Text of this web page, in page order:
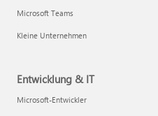
Microsoft Teams
Kleine Unternehmen
Entwicklung & IT
Microsoft-Entwickler